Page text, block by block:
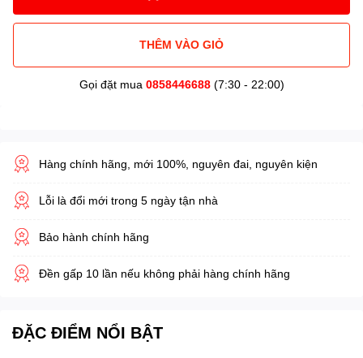
THÊM VÀO GIỎ
Gọi đặt mua 0858446688(7:30 - 22:00)
Hàng chính hãng, mới 100%, nguyên đai, nguyên kiện
Lỗi là đổi mới trong 5 ngày tận nhà
Bảo hành chính hãng
Đền gấp 10 lần nếu không phải hàng chính hãng
ĐẶC ĐIỂM NỔI BẬT